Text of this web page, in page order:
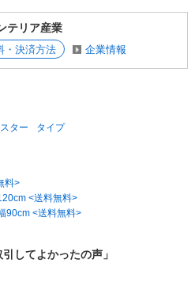
テリア産業
・決済方法 企業情報
ター タイプ
料>
<送料無料>
90cm <送料無料>
してよかったの声」